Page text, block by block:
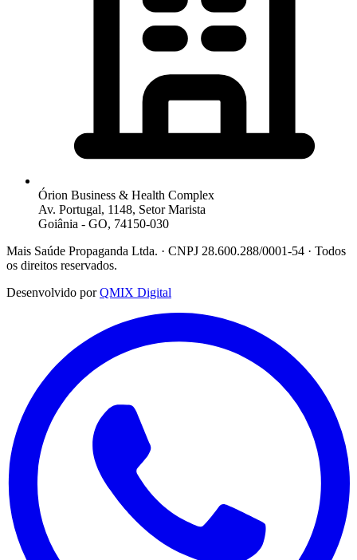
Órion Business & Health Complex
Av. Portugal, 1148, Setor Marista
Goiânia - GO, 74150-030
Mais Saúde Propaganda Ltda. · CNPJ 28.600.288/0001-54 · Todos
os direitos reservados.
Desenvolvido por QMIX Digital